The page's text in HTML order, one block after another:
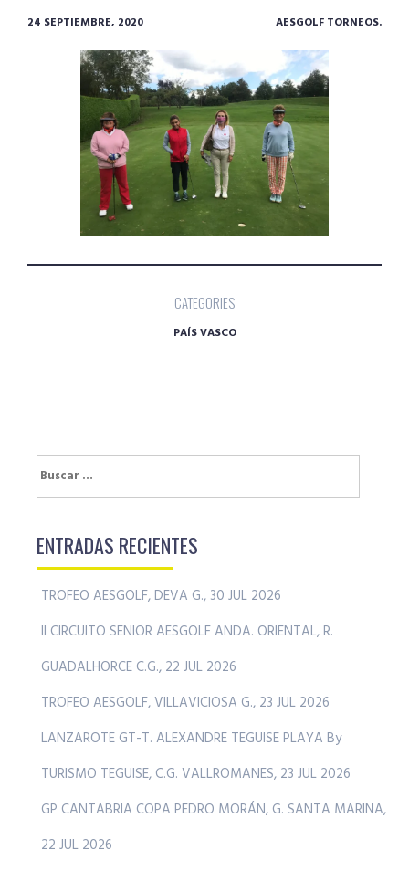
24 SEPTIEMBRE, 2020 AESGOLF TORNEOS.
CATEGORIES
PAÍS VASCO
Buscar:
ENTRADAS RECIENTES
TROFEO AESGOLF, DEVA G., 30 JUL 2026
II CIRCUITO SENIOR AESGOLF ANDA. ORIENTAL, R.
GUADALHORCE C.G., 22 JUL 2026
TROFEO AESGOLF, VILLAVICIOSA G., 23 JUL 2026
LANZAROTE GT-T. ALEXANDRE TEGUISE PLAYA By
TURISMO TEGUISE, C.G. VALLROMANES, 23 JUL 2026
GP CANTABRIA COPA PEDRO MORÁN, G. SANTA MARINA,
22 JUL 2026